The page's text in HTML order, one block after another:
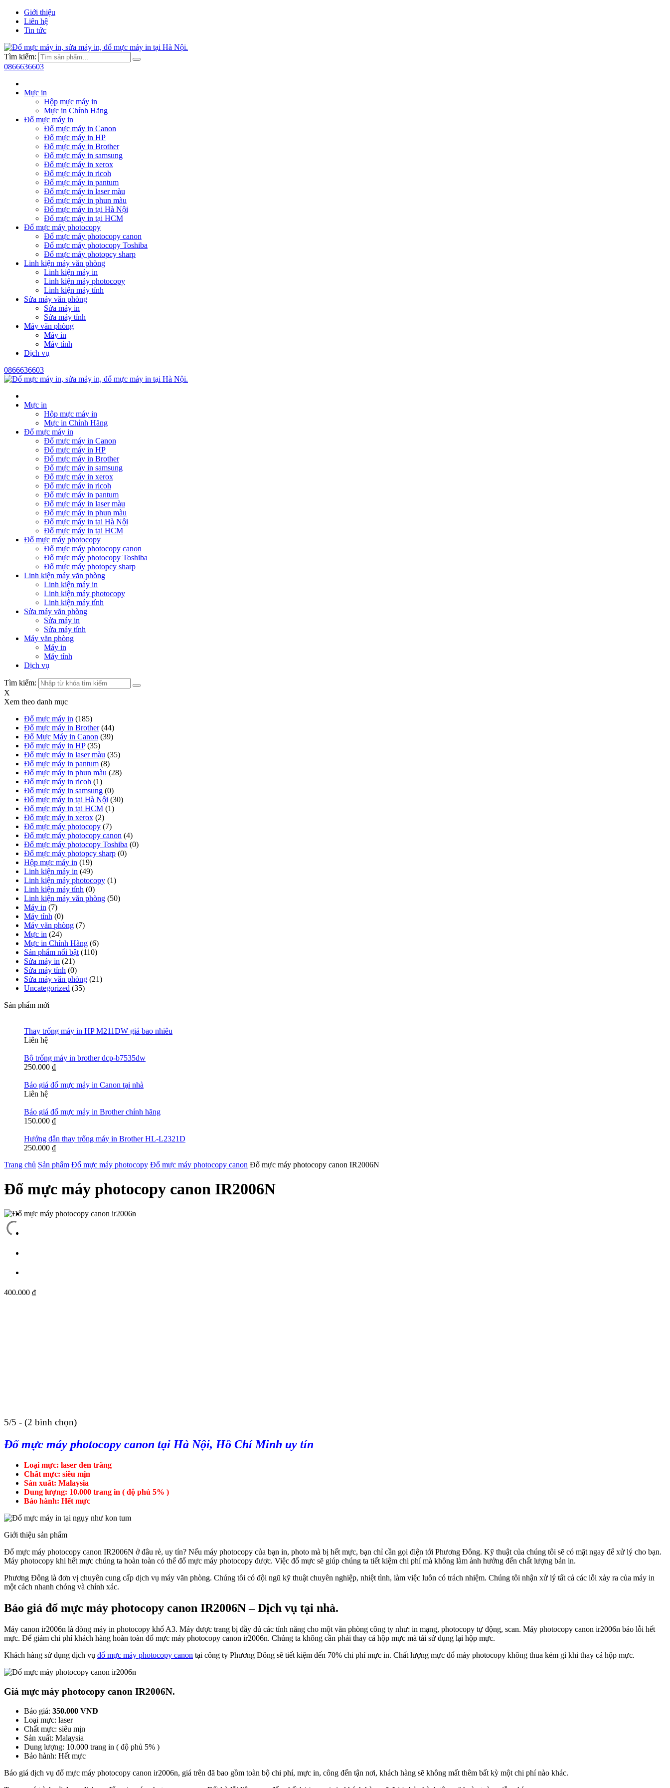
Giới thiệu
Liên hệ
Tin tức
Tìm kiếm:
0866636603
Mực in
Hộp mực máy in
Mực in Chính Hãng
Đổ mực máy in
Đổ mực máy in Canon
Đổ mực máy in HP
Đổ mực máy in Brother
Đổ mực máy in samsung
Đổ mực máy in xerox
Đổ mực máy in ricoh
Đổ mực máy in pantum
Đổ mực máy in laser màu
Đổ mực máy in phun màu
Đổ mực máy in tại Hà Nội
Đổ mực máy in tại HCM
Đổ mực máy photocopy
Đổ mực máy photocopy canon
Đổ mực máy photocopy Toshiba
Đổ mực máy photopcy sharp
Linh kiện máy văn phòng
Linh kiện máy in
Linh kiện máy photocopy
Linh kiện máy tính
Sửa máy văn phòng
Sửa máy in
Sửa máy tính
Máy văn phòng
Máy in
Máy tính
Dịch vụ
0866636603
Mực in
Hộp mực máy in
Mực in Chính Hãng
Đổ mực máy in
Đổ mực máy in Canon
Đổ mực máy in HP
Đổ mực máy in Brother
Đổ mực máy in samsung
Đổ mực máy in xerox
Đổ mực máy in ricoh
Đổ mực máy in pantum
Đổ mực máy in laser màu
Đổ mực máy in phun màu
Đổ mực máy in tại Hà Nội
Đổ mực máy in tại HCM
Đổ mực máy photocopy
Đổ mực máy photocopy canon
Đổ mực máy photocopy Toshiba
Đổ mực máy photopcy sharp
Linh kiện máy văn phòng
Linh kiện máy in
Linh kiện máy photocopy
Linh kiện máy tính
Sửa máy văn phòng
Sửa máy in
Sửa máy tính
Máy văn phòng
Máy in
Máy tính
Dịch vụ
Tìm kiếm:
X
Xem theo danh mục
Đổ mực máy in (185)
Đổ mực máy in Brother (44)
Đổ Mực Máy in Canon (39)
Đổ mực máy in HP (35)
Đổ mực máy in laser màu (35)
Đổ mực máy in pantum (8)
Đổ mực máy in phun màu (28)
Đổ mực máy in ricoh (1)
Đổ mực máy in samsung (0)
Đổ mực máy in tại Hà Nội (30)
Đổ mực máy in tại HCM (1)
Đổ mực máy in xerox (2)
Đổ mực máy photocopy (7)
Đổ mực máy photocopy canon (4)
Đổ mực máy photocopy Toshiba (0)
Đổ mực máy photopcy sharp (0)
Hộp mực máy in (19)
Linh kiện máy in (49)
Linh kiện máy photocopy (1)
Linh kiện máy tính (0)
Linh kiện máy văn phòng (50)
Máy in (7)
Máy tính (0)
Máy văn phòng (7)
Mực in (24)
Mực in Chính Hãng (6)
Sản phẩm nổi bật (110)
Sửa máy in (21)
Sửa máy tính (0)
Sửa máy văn phòng (21)
Uncategorized (35)
Sản phẩm mới
Thay trống máy in HP M211DW giá bao nhiêu
Liên hệ
Bộ trống máy in brother dcp-b7535dw
250.000 ₫
Báo giá đổ mực máy in Canon tại nhà
Liên hệ
Báo giá đổ mực máy in Brother chính hãng
150.000 ₫
Hướng dẫn thay trống máy in Brother HL-L2321D
250.000 ₫
Trang chủ Sản phẩm Đổ mực máy photocopy Đổ mực máy photocopy canon Đổ mực máy photocopy canon IR2006N
Đổ mực máy photocopy canon IR2006N
400.000 ₫
5/5 - (2 bình chọn)
Đổ mực máy photocopy canon tại Hà Nội, Hồ Chí Minh uy tín
Loại mực: laser đen trắng
Chất mực: siêu mịn
Sản xuất: Malaysia
Dung lượng: 10.000 trang in ( độ phủ 5% )
Bảo hành: Hết mực
Giới thiệu sản phẩm
Đổ mực máy photocopy canon IR2006N ở đâu rẻ, uy tín? Nếu máy photocopy của bạn in, photo mà bị hết mực, bạn chỉ cần gọi điện tới Phương Đông. Kỹ thuật của chúng tôi sẽ có mặt ngay để xử lý cho bạn.
Máy photocopy khi hết mực chúng ta hoàn toàn có thể đổ mực máy photocopy được. Việc đổ mực sẽ giúp chúng ta tiết kiệm chi phí mà không làm ảnh hưởng đến chất lượng bản in.
Phương Đông là đơn vị chuyên cung cấp dịch vụ máy văn phòng. Chúng tôi có đội ngũ kỹ thuật chuyên nghiệp, nhiệt tình, làm việc luôn có trách nhiệm. Chúng tôi nhận xử lý tất cả các lỗi xảy ra của máy in
một cách nhanh chóng và chính xác.
Báo giá đổ mực máy photocopy canon IR2006N – Dịch vụ tại nhà.
Máy canon ir2006n là dòng máy in photocopy khổ A3. Máy được trang bị đầy đủ các tính năng cho một văn phòng công ty như: in mạng, photocopy tự động, scan. Máy photocopy canon ir2006n báo lỗi hết
mực. Để giảm chi phí khách hàng hoàn toàn đổ mực máy photocopy canon ir2006n. Chúng ta không cần phải thay cả hộp mực mà tái sử dụng lại hộp mực.
Khách hàng sử dụng dịch vụ đổ mực máy photocopy canon tại công ty Phương Đông sẽ tiết kiệm đến 70% chi phí mực in. Chất lượng mực đổ máy photocopy không thua kém gì khi thay cả hộp mực.
Giá mực máy photocopy canon IR2006N.
Báo giá: 350.000 VNĐ
Loại mực: laser
Chất mực: siêu mịn
Sản xuất: Malaysia
Dung lượng: 10.000 trang in ( độ phủ 5% )
Bảo hành: Hết mực
Báo giá dịch vụ đổ mực máy photocopy canon ir2006n, giá trên đã bao gồm toàn bộ chi phí, mực in, công đến tận nơi, khách hàng sẽ không mất thêm bất kỳ một chi phí nào khác.